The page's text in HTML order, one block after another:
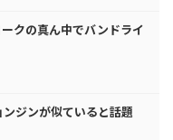
クの真ん中でバンドライ
ジンが似ていると話題